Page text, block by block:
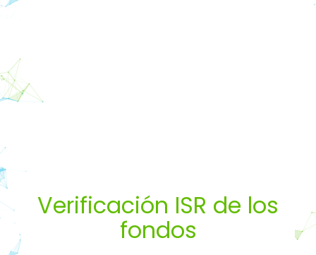
Verificación ISR de los
fondos